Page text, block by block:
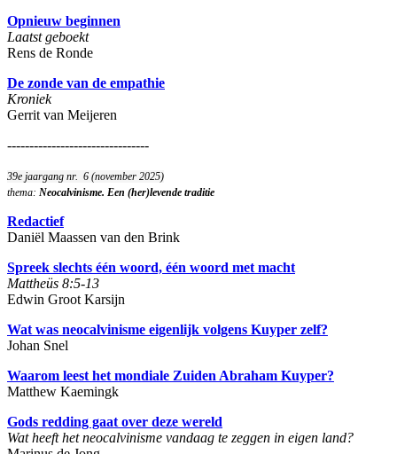
Opnieuw beginnen
Laatst geboekt
Rens de Ronde
De zonde van de empathie
Kroniek
Gerrit van Meijeren
--------------------------------
39e jaargang nr. 6 (november 2025)
thema: Neocalvinisme. Een (her)levende traditie
Redactief
Daniël Maassen van den Brink
Spreek slechts één woord, één woord met macht
Mattheüs 8:5-13
Edwin Groot Karsijn
Wat was neocalvinisme eigenlijk volgens Kuyper zelf?
Johan Snel
Waarom leest het mondiale Zuiden Abraham Kuyper?
Matthew Kaemingk
Gods redding gaat over deze wereld
Wat heeft het neocalvinisme vandaag te zeggen in eigen land?